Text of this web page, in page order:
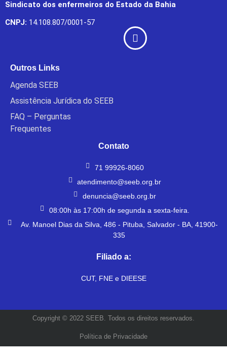
Sindicato dos enfermeiros do Estado da Bahia
CNPJ: 14.108.807/0001-57
Outros Links
Agenda SEEB
Assistência Jurídica do SEEB
FAQ – Perguntas
Frequentes
Contato
71 99926-8060
atendimento@seeb.org.br
denuncia@seeb.org.br
08:00h às 17:00h de segunda a sexta-feira.
Av. Manoel Dias da Silva, 486 - Pituba, Salvador - BA, 41900-
335
Filiado a:
CUT, FNE e DIEESE
Copyright © 2022 SEEB. Todos os direitos reservados.
Política de Privacidade